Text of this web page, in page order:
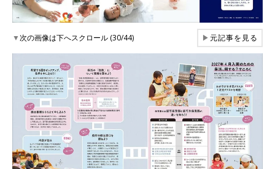
▼次の画像は下へスクロール (30/44) ▶元記事を見る